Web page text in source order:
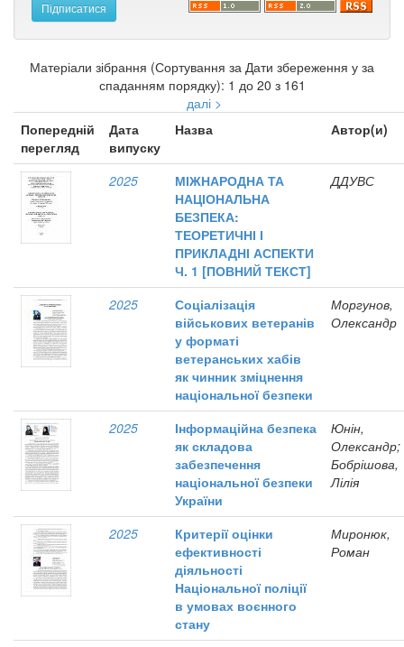
Матеріали зібрання (Сортування за Дати збереження у за
спаданням порядку): 1 до 20 з 161
далі >
Попередній
перегляд
Дата
випуску
Назва Автор(и)
2025
МІЖНАРОДНА ТА
НАЦІОНАЛЬНА
БЕЗПЕКА:
ТЕОРЕТИЧНІ І
ПРИКЛАДНІ АСПЕКТИ
Ч. 1 [ПОВНИЙ ТЕКСТ]
ДДУВС
2025
Соціалізація
військових ветеранів
у форматі
ветеранських хабів
як чинник зміцнення
національної безпеки
Моргунов,
Олександр
2025
Інформаційна безпека
як складова
забезпечення
національної безпеки
України
Юнін,
Олександр;
Бобрішова,
Лілія
2025
Критерії оцінки
ефективності
діяльності
Національної поліції
в умовах воєнного
стану
Миронюк,
Роман